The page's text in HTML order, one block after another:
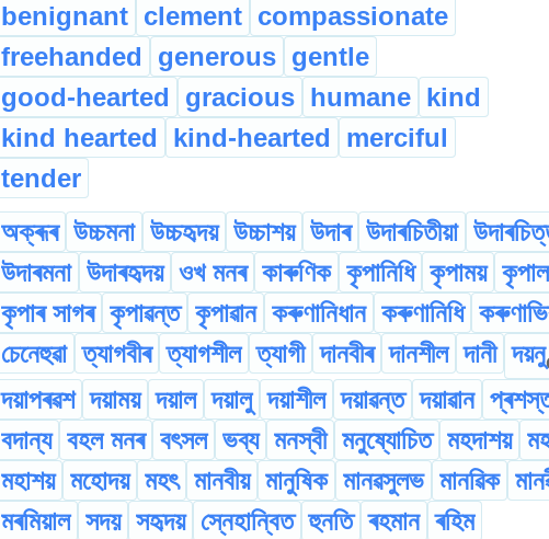
benignant clement compassionate
freehanded
generous gentle
good-hearted
gracious humane kind
kind hearted
kind-hearted
merciful
tender
অক্ৰূৰ উচ্চমনা উচ্চহৃদয় উচ্চাশয় উদাৰ উদাৰচিতীয়া
উদাৰমনা উদাৰহৃদয় ওখ মনৰ কাৰুণিক কৃপানিধি কৃপাময় কৃপাল
কৃপাৰ সাগৰ কৃপাৱন্ত কৃপাৱান কৰুণানিধান কৰুণানিধি
চেনেহুৱা ত্যাগবীৰ ত্যাগশীল ত্যাগী দানবীৰ দানশীল দানী দয়নু
দয়াপৰৱশ দয়াময় দয়াল দয়ালু দয়াশীল দয়াৱন্ত দয়াৱান
বদান্য বহল মনৰ বৎসল ভব্য মনস্বী মনুষ্যোচিত মহদাশয়
মহাশয় মহোদয় মহৎ মানবীয় মানুষিক মানৱসুলভ মানৱিক
মৰমিয়াল সদয় সহৃদয় স্নেহান্বিত হুনতি ৰহমান ৰহিম